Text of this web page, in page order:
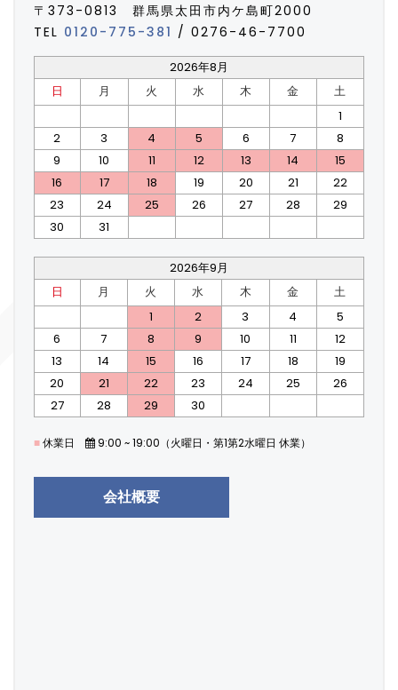
〒373-0813 群馬県太田市内ケ島町2000
TEL 0120-775-381 / 0276-46-7700
2026年8月
日
月 火 水 木 金
土
1
2
3 4 5 6 7
8
9
10 11 12 13 14
15
16
17 18 19 20 21
22
23
24 25 26 27 28
29
30
31
2026年9月
日
月 火 水 木 金
土
1
2 3 4
5
6
7 8 9 10 11
12
13
14 15 16 17 18
19
20
21 22 23 24 25
26
27
28 29 30
■休業日 9:00 ~ 19:00（火曜日・第1第2水曜日 休業）
会社概要